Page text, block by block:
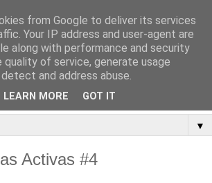
▼
Activas #4
from Google to deliver its services
Your IP address and user-agent are
along with performance and security
of service, generate usage
and address abuse.
LEARN MORE GOT IT